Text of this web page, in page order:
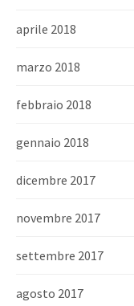
aprile 2018
marzo 2018
febbraio 2018
gennaio 2018
dicembre 2017
novembre 2017
settembre 2017
agosto 2017